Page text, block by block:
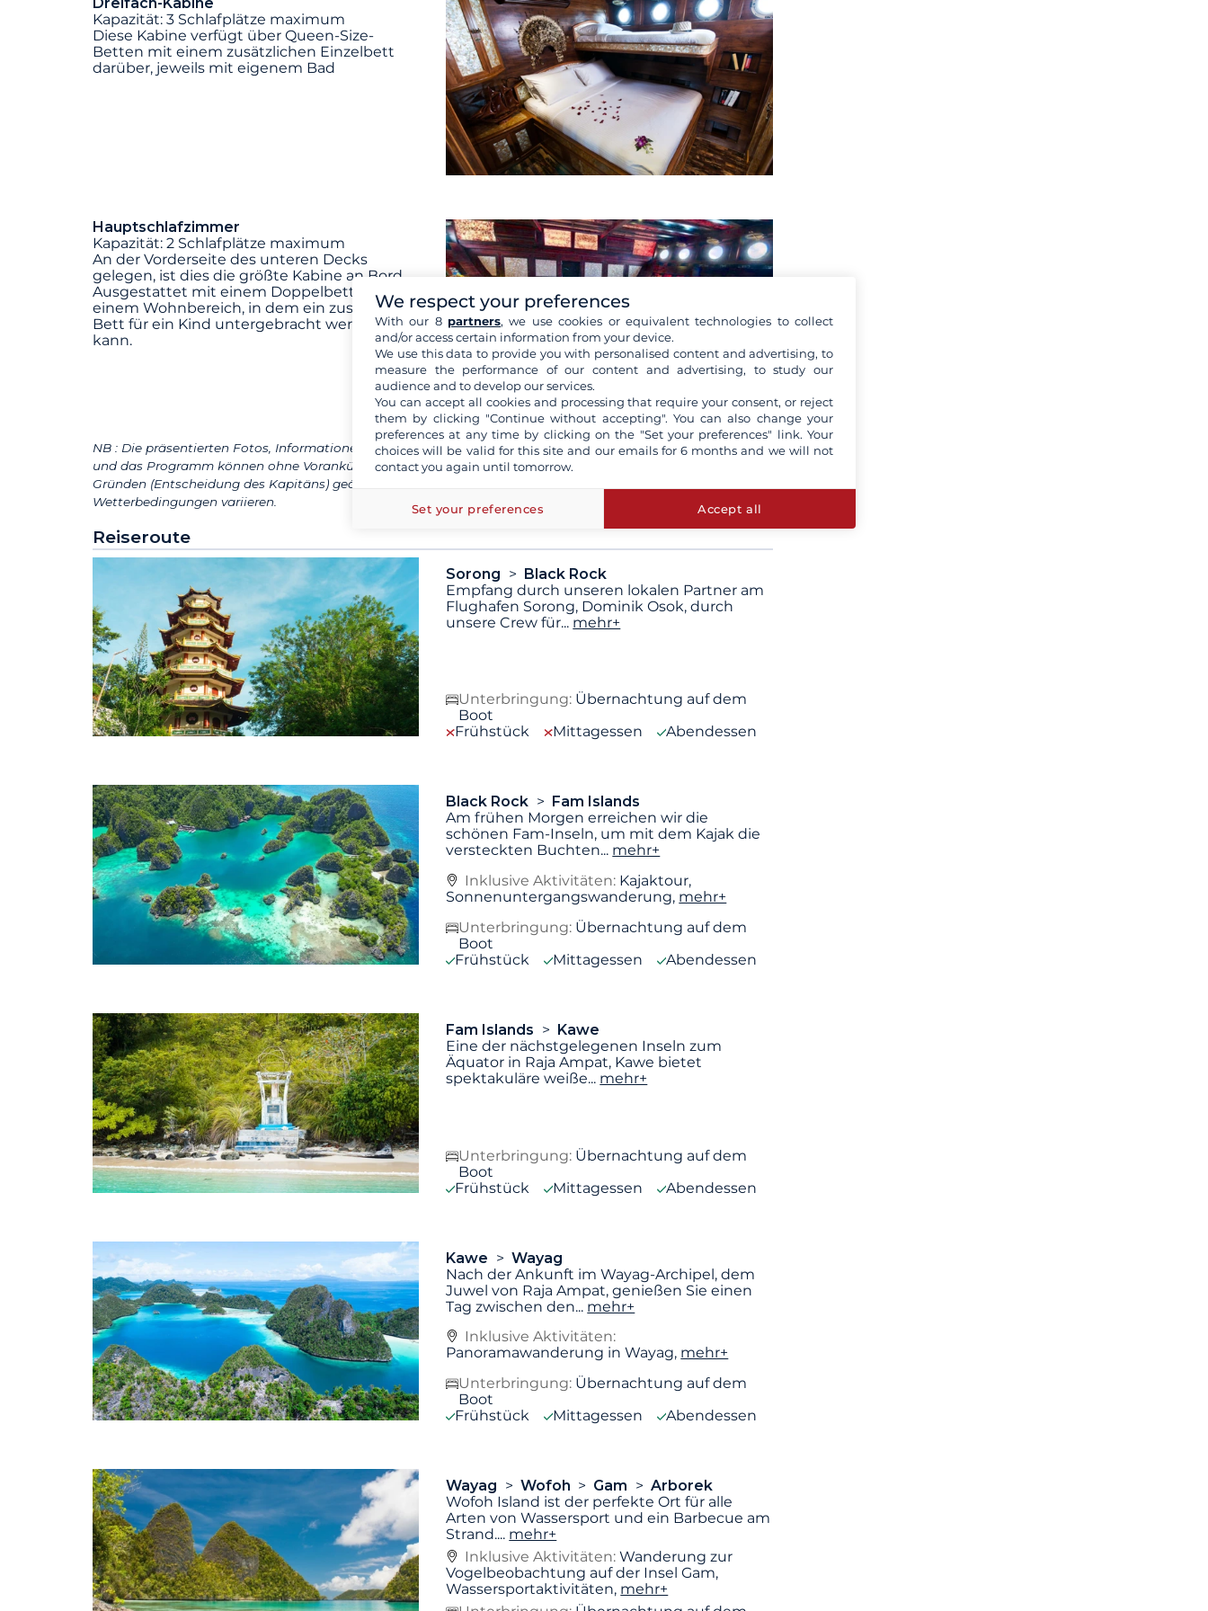
Dreifach-Kabine
Kapazität: 3 Schlafplätze maximum
Diese Kabine verfügt über Queen-Size-
Betten mit einem zusätzlichen Einzelbett
darüber, jeweils mit eigenem Bad
Hauptschlafzimmer
Kapazität: 2 Schlafplätze maximum
An der Vorderseite des unteren Decks
gelegen, ist dies die größte Kabine an Bord.
Ausgestattet mit einem Doppelbett und
einem Wohnbereich, in dem ein zusätzliches
Bett für ein Kind untergebracht werden
kann.
NB : Die präsentierten Fotos, Informationen und Bilder sind nicht verbindlich. Die angegebene Reiseroute
und das Programm können ohne Vorankündigung aufgrund von Wetterbedingungen oder aus technischen
Gründen (Entscheidung des Kapitäns) geändert werden. Die Fahrzeiten können je nach See- und
Wetterbedingungen variieren.
Reiseroute
Sorong
Black Rock
Empfang durch unseren lokalen Partner am
Flughafen Sorong, Dominik Osok, durch
unsere Crew für... mehr+
Unterbringung: Übernachtung auf dem
Boot
Frühstück
Mittagessen Abendessen
Black Rock
Fam Islands
Am frühen Morgen erreichen wir die
schönen Fam-Inseln, um mit dem Kajak die
versteckten Buchten... mehr+
Inklusive Aktivitäten: Kajaktour,
Sonnenuntergangswanderung, mehr+
Unterbringung: Übernachtung auf dem
Boot
Frühstück
Mittagessen Abendessen
Fam Islands
Kawe
Eine der nächstgelegenen Inseln zum
Äquator in Raja Ampat, Kawe bietet
spektakuläre weiße... mehr+
Unterbringung: Übernachtung auf dem
Boot
Frühstück
Mittagessen Abendessen
Kawe
Wayag
Nach der Ankunft im Wayag-Archipel, dem
Juwel von Raja Ampat, genießen Sie einen
Tag zwischen den... mehr+
Inklusive Aktivitäten:
Panoramawanderung in Wayag, mehr+
Unterbringung: Übernachtung auf dem
Boot
Frühstück
Mittagessen Abendessen
Wayag Wofoh Gam
Arborek
Wofoh Island ist der perfekte Ort für alle
Arten von Wassersport und ein Barbecue am
Strand.... mehr+
Inklusive Aktivitäten:Wanderung zur
Vogelbeobachtung auf der Insel Gam,
Wassersportaktivitäten, mehr+
We respect your preferences
With our 8 partners, we use cookies or equivalent technologies to collect
and/or access certain information from your device.
We use this data to provide you with personalised content and advertising, to
measure the performance of our content and advertising, to study our
audience and to develop our services.
You can accept all cookies and processing that require your consent, or reject
them by clicking "Continue without accepting". You can also change your
preferences at any time by clicking on the "Set your preferences" link. Your
choices will be valid for this site and our emails for 6 months and we will not
contact you again until tomorrow.
Set your preferences Accept all